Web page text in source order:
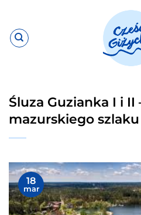
zawartości
Śluza Guzianka I i II
mazurskiego
18
mar